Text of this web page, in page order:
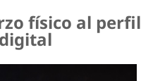
físico al perfil